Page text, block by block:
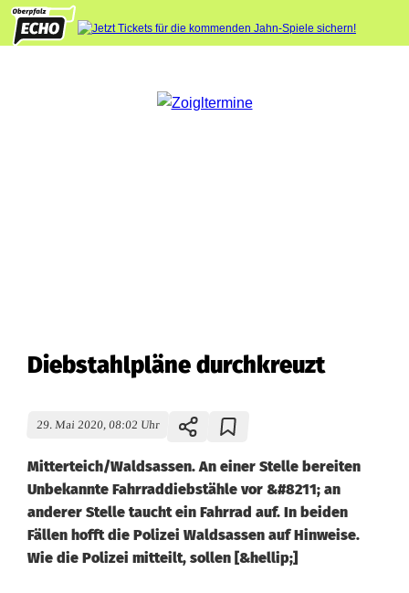
Diebstahlpläne durchkreuzt
29. Mai 2020, 08:02 Uhr
Mitterteich/Waldsassen. An einer Stelle bereiten
Unbekannte Fahrraddiebstähle vor &#8211; an
anderer Stelle taucht ein Fahrrad auf. In beiden
Fällen hofft die Polizei Waldsassen auf Hinweise.
Wie die Polizei mitteilt, sollen [&hellip;]